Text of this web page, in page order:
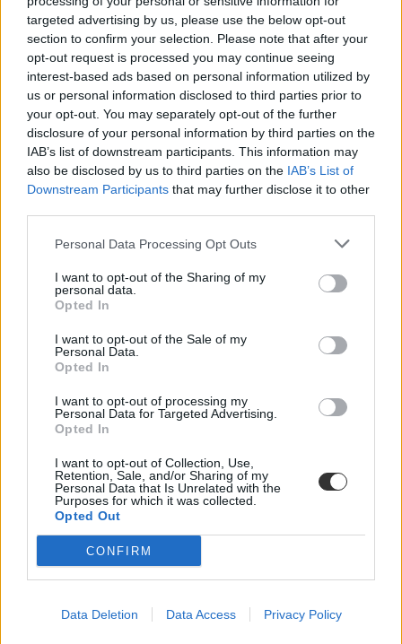
targeted advertising by us, please use the below opt-out
section to confirm your selection. Please note that after your
opt-out request is processed you may continue seeing
interest-based ads based on personal information utilized by
us or personal information disclosed to third parties prior to
your opt-out. You may separately opt-out of the further
disclosure of your personal information by third parties on the
IAB’s list of downstream participants. This information may
also be disclosed by us to third parties on the IAB’s List of
Downstream Participants that may further disclose it to other
Personal Data Processing Opt Outs
I want to opt-out of the Sharing of my
personal data.
Opted In
I want to opt-out of the Sale of my
Personal Data.
Opted In
I want to opt-out of processing my
Personal Data for Targeted Advertising.
Opted In
I want to opt-out of Collection, Use,
Retention, Sale, and/or Sharing of my
Personal Data that Is Unrelated with the
Purposes for which it was collected.
Opted Out
CONFIRM
Data Deletion Data Access Privacy Policy
pótfelvételi
egyetemi jelentkezés
pótfelvételi jelentkezési határidő
pótfelvételi ponthatárok 2021